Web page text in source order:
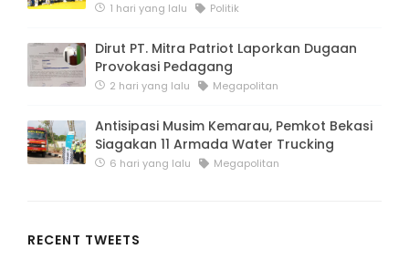
1 hari yang lalu Politik
Dirut PT. Mitra Patriot Laporkan Dugaan
Provokasi Pedagang
2 hari yang lalu Megapolitan
Antisipasi Musim Kemarau, Pemkot Bekasi
Siagakan 11 Armada Water Trucking
6 hari yang lalu Megapolitan
RECENT TWEETS